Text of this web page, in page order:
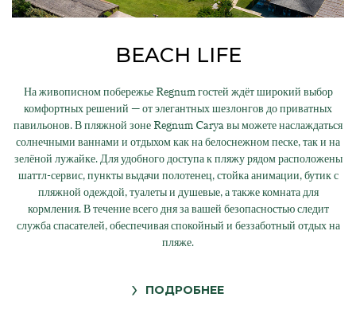
BEACH LIFE
На живописном побережье Regnum гостей ждёт широкий выбор
комфортных решений — от элегантных шезлонгов до приватных
павильонов. В пляжной зоне Regnum Carya вы можете наслаждаться
солнечными ваннами и отдыхом как на белоснежном песке, так и на
зелёной лужайке. Для удобного доступа к пляжу рядом расположены
шаттл-сервис, пункты выдачи полотенец, стойка анимации, бутик с
пляжной одеждой, туалеты и душевые, а также комната для
кормления. В течение всего дня за вашей безопасностью следит
служба спасателей, обеспечивая спокойный и беззаботный отдых на
пляже.
ПОДРОБНЕЕ